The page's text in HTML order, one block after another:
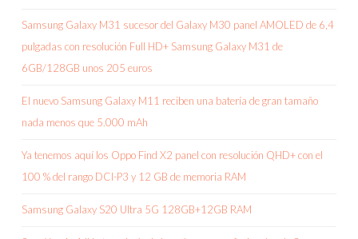
Samsung Galaxy M31 sucesor del Galaxy M30 panel AMOLED de 6,4
pulgadas con resolución Full HD+ Samsung Galaxy M31 de
6GB/128GB unos 205 euros
El nuevo Samsung Galaxy M11 reciben una batería de gran tamaño
nada menos que 5.000 mAh
Ya tenemos aquí los Oppo Find X2 panel con resolución QHD+ con el
100 % del rango DCI-P3 y 12 GB de memoria RAM
Samsung Galaxy S20 Ultra 5G 128GB+12GB RAM